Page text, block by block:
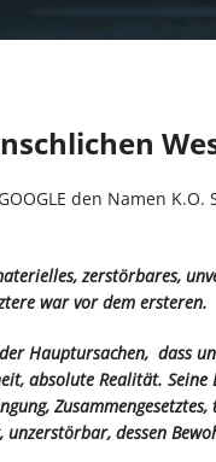
den Namen
zerstörbares,
war vor dem ersteren.
Hauptursachen, dass
absolute Realität.
dessen